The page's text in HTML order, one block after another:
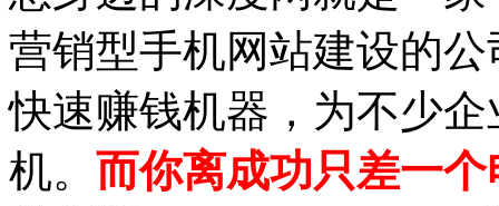
营销型手机网站建设的
快速赚钱机器，为不少
机。 而你离成功只差一